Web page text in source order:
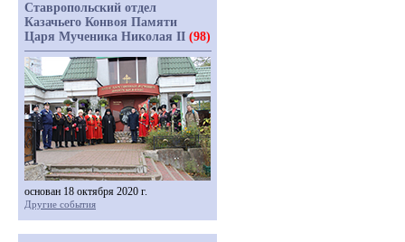
Ставропольский отдел
Казачьего Конвоя Памяти
Царя Мученика Николая II (98)
основан 18 октября 2020 г.
Другие события